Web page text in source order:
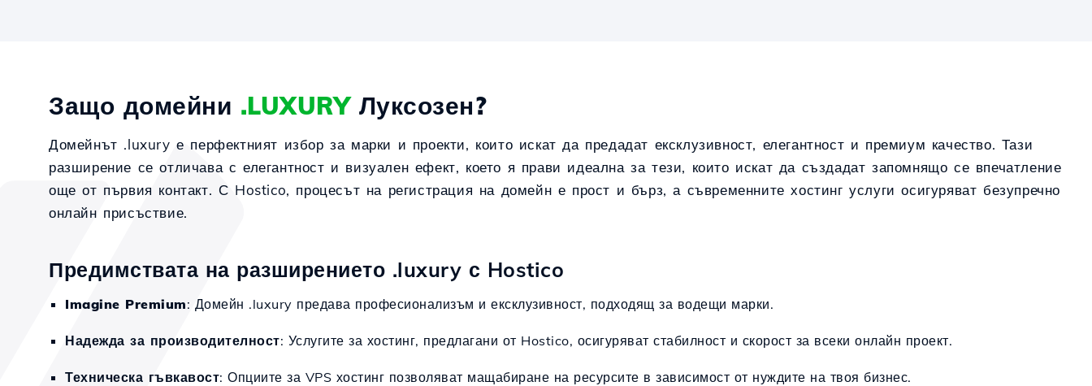
Защо домейни .LUXURYЛуксозен?
Домейнът .luxury е перфектният избор за марки и проекти, които искат да предадат ексклузивност, елегантност и премиум качество. Тази
разширение се отличава с елегантност и визуален ефект, което я прави идеална за тези, които искат да създадат запомнящо се впечатление
още от първия контакт. С Hostico, процесът на регистрация на домейн е прост и бърз, а съвременните хостинг услуги осигуряват безупречно
онлайн присъствие.
Предимствата на разширението .luxury с Hostico
Imagine Premium: Домейн .luxury предава професионализъм и ексклузивност, подходящ за водещи марки.
Надежда за производителност: Услугите за хостинг, предлагани от Hostico, осигуряват стабилност и скорост за всеки онлайн проект.
Техническа гъвкавост: Опциите за VPS хостинг позволяват мащабиране на ресурсите в зависимост от нуждите на твоя бизнес.